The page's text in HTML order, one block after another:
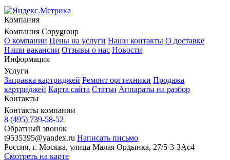
Компания
Компания Copygroup
О компании Цены на услуги Наши контакты О доставке
Наши вакансии Отзывы о нас Новости
Информация
Услуги
Заправка картриджей Ремонт оргтехники Продажа
картриджей Карта сайта Статьи Аппараты на разбор
Контакты
Контакты компании
8 (495) 739-58-52
Обратный звонок
t9535395@yandex.ru Написать письмо
Россия, г. Москва, улица Малая Ордынка, 27/5-3-3Ас4
Смотреть на карте